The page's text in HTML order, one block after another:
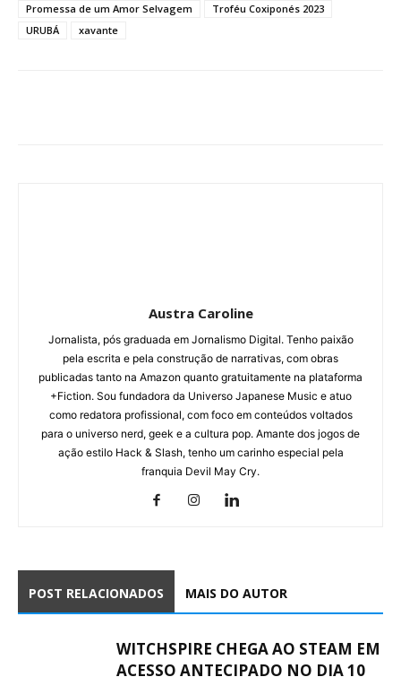
Promessa de um Amor Selvagem
Troféu Coxiponés 2023
URUBÁ
xavante
Austra Caroline
Jornalista, pós graduada em Jornalismo Digital. Tenho paixão
pela escrita e pela construção de narrativas, com obras
publicadas tanto na Amazon quanto gratuitamente na plataforma
+Fiction. Sou fundadora da Universo Japanese Music e atuo
como redatora profissional, com foco em conteúdos voltados
para o universo nerd, geek e a cultura pop. Amante dos jogos de
ação estilo Hack & Slash, tenho um carinho especial pela
franquia Devil May Cry.
POST RELACIONADOS MAIS DO AUTOR
WITCHSPIRE CHEGA AO STEAM EM
ACESSO ANTECIPADO NO DIA 10